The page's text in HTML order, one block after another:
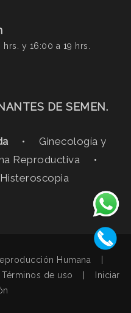
hrs. y 16:00 a 19 hrs.
DE SEMEN.
• Ginecología y
Reproductiva •
Humana
Términos de uso
Iniciar